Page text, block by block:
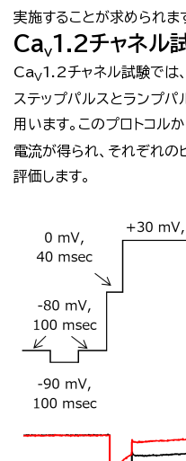
実施することが求められま
CaV1.2チャネル
CaV1.2チャネル試験では、
ステップパルスとランプ
用います。このプロトコルか
電流が得られ、それぞれ
評価します。